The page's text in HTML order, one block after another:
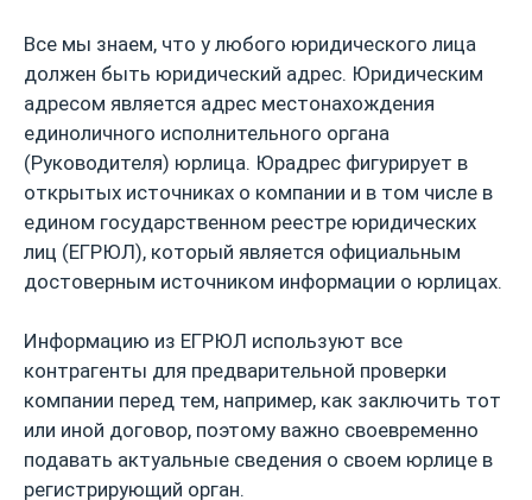
Все мы знаем, что у любого юридического лица
должен быть юридический адрес. Юридическим
адресом является адрес местонахождения
единоличного исполнительного органа
(Руководителя) юрлица. Юрадрес фигурирует в
открытых источниках о компании и в том числе в
едином государственном реестре юридических
лиц (ЕГРЮЛ), который является официальным
достоверным источником информации о юрлицах.
Информацию из ЕГРЮЛ используют все
контрагенты для предварительной проверки
компании перед тем, например, как заключить тот
или иной договор, поэтому важно своевременно
подавать актуальные сведения о своем юрлице в
регистрирующий орган.